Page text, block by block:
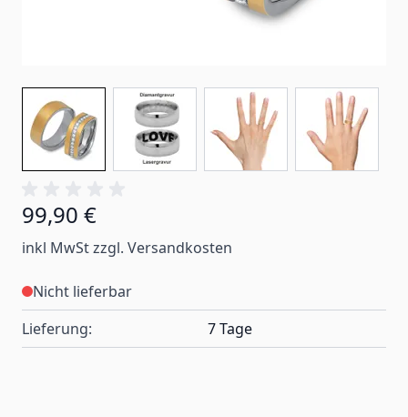
99,90 €
inkl MwSt zzgl. Versandkosten
Nicht lieferbar
Lieferung:
7 Tage